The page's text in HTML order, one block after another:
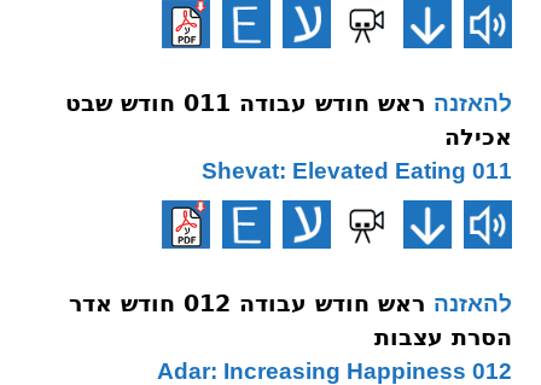
להאזנה
ראש חודש עבודה 011 חודש שבט
אכילה
011 Shevat: Elevated Eating
להאזנה
ראש חודש עבודה 012 חודש אדר
הסרת עצבות
012 Adar: Increasing Happiness